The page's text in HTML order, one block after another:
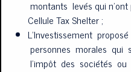
PROSPECTUS
montants levés qui
Cellule Tax Shelter ;
L’Investissement
personnes morales qui
l’impôt des sociétés
WE USE COOKIES ON THIS
EXPERIENCE
By clicking the Accept button, you
Accepter
Non, merci.